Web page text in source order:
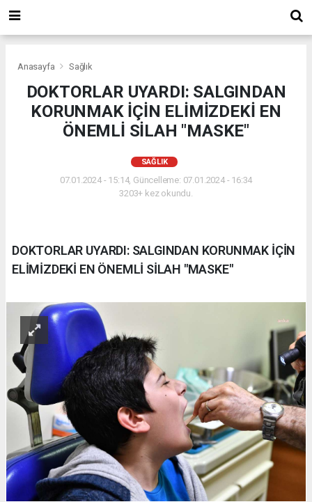
Anasayfa Sağlık
DOKTORLAR UYARDI: SALGINDAN
KORUNMAK İÇİN ELİMİZDEKİ EN
ÖNEMLİ SİLAH "MASKE"
SAĞLIK
07.01.2024 - 15:14, Güncelleme: 07.01.2024 - 16:34
3203+ kez okundu.
DOKTORLAR UYARDI: SALGINDAN KORUNMAK İÇİN
ELİMİZDEKİ EN ÖNEMLİ SİLAH "MASKE"